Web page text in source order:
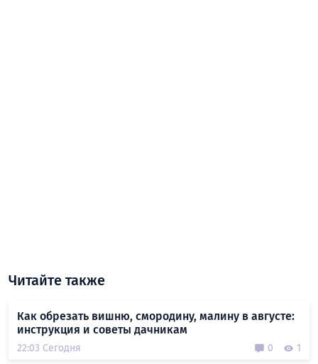
Читайте также
Как обрезать вишню, смородину, малину в августе:
инструкция и советы дачникам
22:03 Сегодня 0 1